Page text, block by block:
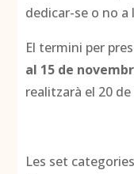
dedicar-se o no a
El termini per
al 15 de
realitzarà el 20
Les set